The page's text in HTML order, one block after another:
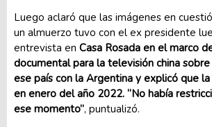
Luego aclaró que las imágenes en
un almuerzo tuvo con el ex presidente
entrevista en Casa Rosada en el marco
documental para la televisión china
ese país con la Argentina y explicó que
en enero del año 2022. “No había
ese momento”, puntualizó.